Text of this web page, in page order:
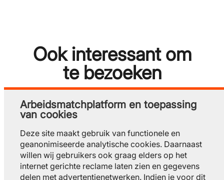
Ook interessant om
te bezoeken
Bekijk alle evenementen
Arbeidsmatchplatform en toepassing
van cookies
Deze site maakt gebruik van functionele en
geanonimiseerde analytische cookies. Daarnaast
willen wij gebruikers ook graag elders op het
internet gerichte reclame laten zien en gegevens
delen met advertentienetwerken. Indien je voor dit